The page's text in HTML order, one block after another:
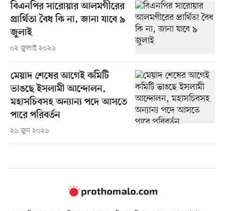
বিএনপির সারোয়ার আলমগীরের
প্রার্থিতা বৈধ কি না, জানা যাবে ৯
জুলাই
০২ জুলাই ২০২৬
মেয়াদ শেষের আগেই কমিটি
ভাঙছে ইসলামী আন্দোলন,
মহাসচিবসহ অন্যান্য পদে আসতে
পারে পরিবর্তন
২৬ জুন ২০২৬